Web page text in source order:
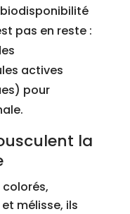
pas en reste :
actives
pour
la
mélisse, ils